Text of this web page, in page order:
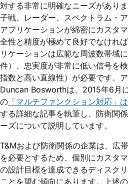
対する非常に明確なニーズがあり
子戦、レーダー、スペクトラム・
アプリケーションが綿密にカスタ
全性と精度が極めて良好でなけれ
リケーションは広範な周波数帯域
件）、忠実度が非常に低い信号を
指数と高い直線性）が必要です。
Duncan Bosworthは、2015年6月
の 「マルチファンクション対応」
する詳細な記事を執筆し、防衛関
ーズについて説明しています。
T&Mおよび防衛関係の企業は、広
を必要とするため、個別にカスタ
の設計目標を達成できるディスク
ことを望む傾向にあります。上述